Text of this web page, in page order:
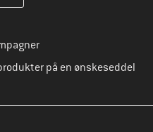
på en ønskeseddel